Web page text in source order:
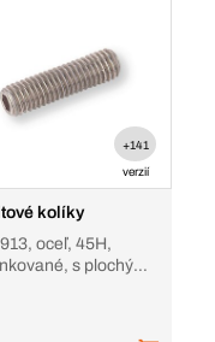
+141
verzií
kolíky
oceľ, 45H,
s plochým